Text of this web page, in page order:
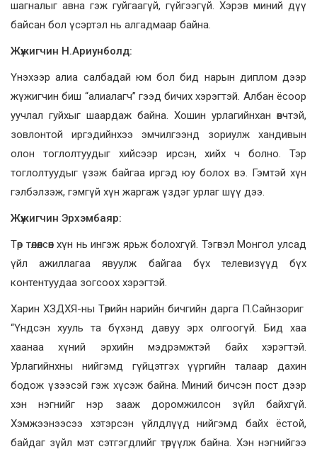
шагналыг авна гэж гуйгаагүй, гүйгээгүй. Хэрэв миний дүү
байсан бол үсэртэл нь алгадмаар байна.
Жүжигчин Н.Ариунболд:
Үнэхээр алиа салбадай юм бол бид нарын диплом дээр
жүжигчин биш “алиалагч” гээд бичих хэрэгтэй. Албан ёсоор
уучлал гуйхыг шаардаж байна. Хошин урлагийнхан өвчтэй,
зовлонтой иргэдийнхээ эмчилгээнд зориулж хандивын
олон тоглолтуудыг хийсээр ирсэн, хийх ч болно. Тэр
тоглолтуудыг үзэж байгаа иргэд юу болох вэ. Гэмтэй хүн
гэлбэлзэж, гэмгүй хүн жаргаж үздэг урлаг шүү дээ.
Жүжигчин Эрхэмбаяр:
Төр төлөөлсөн хүн нь ингэж ярьж болохгүй. Тэгвэл Монгол улсад
үйл ажиллагаа явуулж байгаа бүх телевизүүд бүх
контентуудаа зогсоох хэрэгтэй.
Харин ХЗДХЯ-ны Төрийн нарийн бичгийн дарга П.Сайнзориг
“Үндсэн хууль та бүхэнд давуу эрх олгоогүй. Бид хаа
хаанаа хүний эрхийн мэдрэмжтэй байх хэрэгтэй.
Урлагийнхны нийгэмд гүйцэтгэх үүргийн талаар дахин
бодож үзээсэй гэж хүсэж байна. Миний бичсэн пост дээр
хэн нэгнийг нэр зааж доромжилсон зүйл байхгүй.
Хэмжээнээсээ хэтэрсэн үйлдлүүд нийгэмд байх ёстой,
байдаг зүйл мэт сэтгэгдлийг төрүүлж байна. Хэн нэгнийгээ